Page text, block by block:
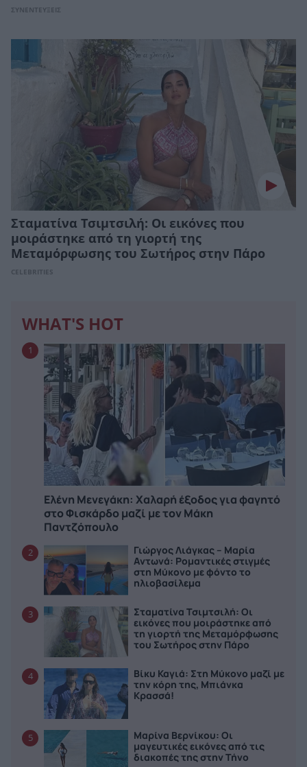
ΣΥΝΕΝΤΕΥΞΕΙΣ
Σταματίνα Τσιμτσιλή: Οι εικόνες που
μοιράστηκε από τη γιορτή της
Μεταμόρφωσης του Σωτήρος στην Πάρο
CELEBRITIES
WHAT'S HOT
1
Ελένη Μενεγάκη: Χαλαρή έξοδος για φαγητό
στο Φισκάρδο μαζί με τον Μάκη
Παντζόπουλο
2
Γιώργος Λιάγκας – Μαρία
Αντωνά: Ρομαντικές στιγμές
στη Μύκονο με φόντο το
ηλιοβασίλεμα
3
Σταματίνα Τσιμτσιλή: Οι
εικόνες που μοιράστηκε από
τη γιορτή της Μεταμόρφωσης
του Σωτήρος στην Πάρο
4
Βίκυ Καγιά: Στη Μύκονο μαζί με
την κόρη της, Μπιάνκα
Κρασσά!
5
Μαρίνα Βερνίκου: Οι
μαγευτικές εικόνες από τις
διακοπές της στην Τήνο